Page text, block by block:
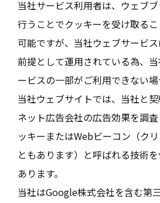
当社サービス利用者は、ウェブ
行うことでクッキーを受け取る
可能ですが、当社ウェブサービ
前提として運用されている為、
ービスの一部がご利用できない場
当社ウェブサイトでは、当社と
ネット広告会社の広告効果を調
ッキーまたはWebビーコン（ク
ともあります）と呼ばれる技術
あります。
当社はGoogle株式会社を含む第